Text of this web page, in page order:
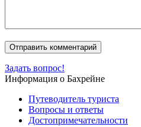
Задать вопрос!
Информация о Бахрейне
Путеводитель туриста
Вопросы и ответы
Достопримечательности